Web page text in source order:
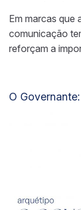
Em marcas que
comunicação
reforçam a
O Governante: